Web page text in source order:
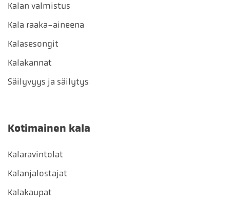
Kalan valmistus
Kala raaka-aineena
Kalasesongit
Kalakannat
Säilyvyys ja säilytys
Kotimainen kala
Kalaravintolat
Kalanjalostajat
Kalakaupat